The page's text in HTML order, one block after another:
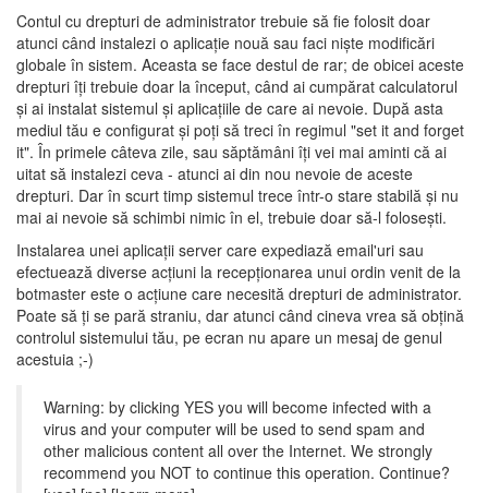
Contul cu drepturi de administrator trebuie să fie folosit doar
atunci când instalezi o aplicaţie nouă sau faci nişte modificări
globale în sistem. Aceasta se face destul de rar; de obicei aceste
drepturi îţi trebuie doar la început, când ai cumpărat calculatorul
şi ai instalat sistemul şi aplicaţiile de care ai nevoie. După asta
mediul tău e configurat şi poţi să treci în regimul "set it and forget
it". În primele câteva zile, sau săptămâni îţi vei mai aminti că ai
uitat să instalezi ceva - atunci ai din nou nevoie de aceste
drepturi. Dar în scurt timp sistemul trece într-o stare stabilă şi nu
mai ai nevoie să schimbi nimic în el, trebuie doar să-l foloseşti.
Instalarea unei aplicaţii server care expediază email'uri sau
efectuează diverse acţiuni la recepţionarea unui ordin venit de la
botmaster este o acţiune care necesită drepturi de administrator.
Poate să ţi se pară straniu, dar atunci când cineva vrea să obţină
controlul sistemului tău, pe ecran nu apare un mesaj de genul
acestuia ;-)
Warning: by clicking YES you will become infected with a
virus and your computer will be used to send spam and
other malicious content all over the Internet. We strongly
recommend you NOT to continue this operation. Continue?